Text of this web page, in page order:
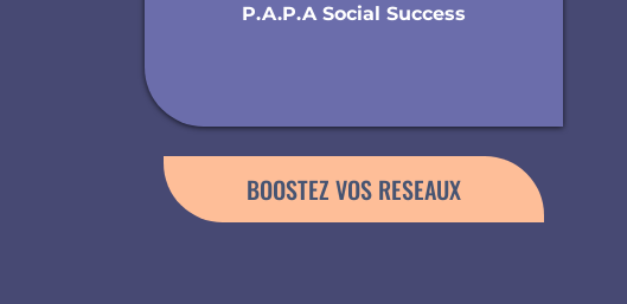
P.A.P.A Social Success
BOOSTEZ VOS RESEAUX